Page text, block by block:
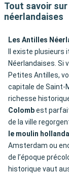
Tout savoir
néerlandaises
Les Antilles
Il existe
Néerlandaises. Si
Petites Antilles,
capitale de Saint-
richesse
Colombest
de la ville
le moulin
Amsterdam ou
de l’époque
historique vaut